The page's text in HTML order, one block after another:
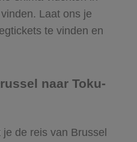
Laat ons je
te vinden en
naar Toku-
de reis van Brussel